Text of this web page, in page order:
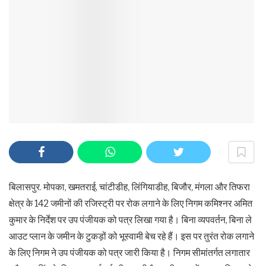
बिलासपुर. मोपका, खमतराई, चांटीडीह, लिंगियाडीह, बिजौर, मंगला और तिफरा
क्षेत्र के 142 जमीनों की रजिस्ट्री पर रोक लगाने के लिए निगम कमिश्नर अमित
कुमार के निर्देश पर उप पंजीयक को पत्र लिखा गया है। बिना व्यपवर्तन, बिना ले
आउट प्लान के जमीन के टुकड़ों को भूस्वामी बेच रहे हैं। इस पर तुरंत रोक लगाने
के लिए निगम ने उप पंजीयक को पत्र जारी किया है। निगम सीमांतर्गत लगातार